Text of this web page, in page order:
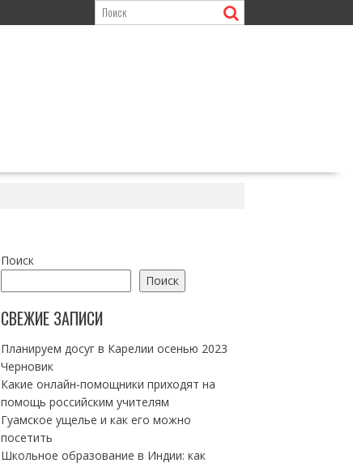
Поиск
Поиск
СВЕЖИЕ ЗАПИСИ
Планируем досуг в Карелии осенью 2023
Черновик
Какие онлайн-помощники приходят на
помощь российским учителям
Гуамское ущелье и как его можно
посетить
Школьное образование в Индии: как